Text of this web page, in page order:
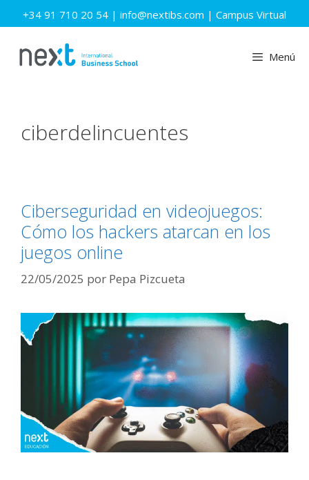
Saltar
al
+34 91 710 20 54 | info@nextibs.com | Campus Virtual
Menú
ciberdelincuentes
Ciberseguridad en videojuegos:
Cómo los hackers atarcan en los
juegos online
22/05/2025 por Pepa Pizcueta